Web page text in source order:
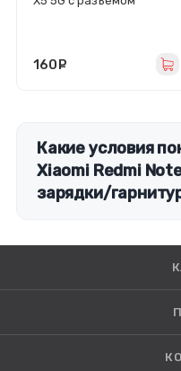
160
Какие условия
Xiaomi Redmi
зарядки/